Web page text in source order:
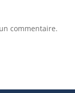
commentaire.